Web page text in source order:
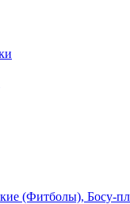
(Фитболы), Босу-